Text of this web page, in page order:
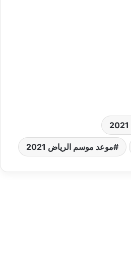
موعد موسم الرياض 2021